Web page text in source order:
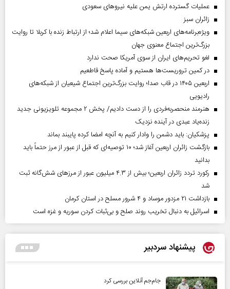
عملیات گسترده ارتش یمن علیه نیروهای سعودی
‌زائران سبز
ویژه‌برنامه‌های اربعین شبکه‌های سیما اعلام شد؛ از ارتباط زنده با کربلا تا روایت
بزرگ‌ترین اجتماع معنوی جهان
لغو تحریم‌های ایران از سوی آمریکا صحت ندارد
در کمین تروریست‌ها هستیم و آماده پاسخ قاطعیم
اربعین ۱۴۰۵ در قاب صدا؛ روایت بزرگ‌ترین اجتماع شیعیان از شبکه‌های
رادیویی
هنرمند منحصر‌به‌فردی را از دست دادیم/ پخش ۲ مجموعه تلویزیونی جدید
زنده‌یاد عبدی در آینده نزدیک
پزشکیان: باید دشمن را وادار کنیم به آنچه امضا کرده پایبند بماند
بازگشت زائران اربعین آغاز شد؛ ۱۰ توصیه‌ای که قبل از عبور از مرز حتماً باید
بدانید
رکورد تردد زائران اربعین؛ بیش از ۴.۳ میلیون عبور از مرزهای شش‌گانه ثبت
شد
بازداشت ۲۱ مزدور موساد و ۴ شرور مسلح در استان کرمان
اسرائیل به دنبال تخریب روند صلح و بی‌ثبات کردن سوریه و غزه است
پیشنهاد سردبیر
جام‌جم آنلاین بررسی کرد